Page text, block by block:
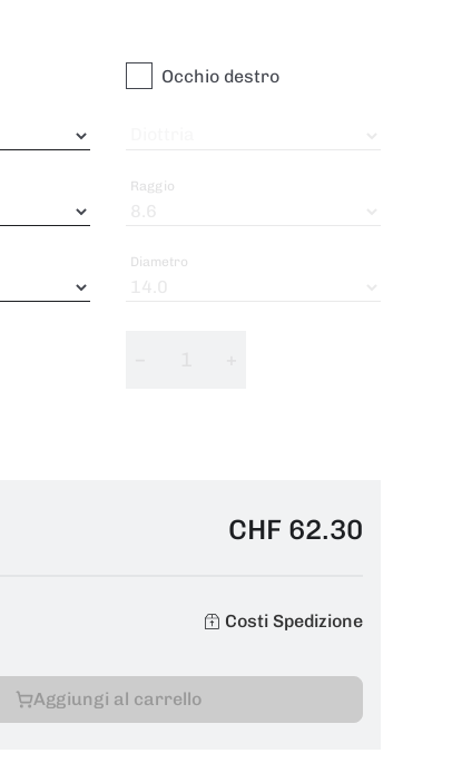
Occhio destro
Raggio
Diametro
CHF 62.30
Costi Spedizione
Aggiungi al carrello